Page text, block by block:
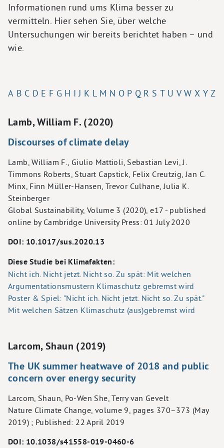
Informationen rund ums Klima besser zu
vermitteln. Hier sehen Sie, über welche
Untersuchungen wir bereits berichtet haben – und
wie.
A B C D E F G H I J K L M N O P Q R S T U V W X Y Z
Lamb, William F. (2020)
Discourses of climate delay
Lamb, William F., Giulio Mattioli, Sebastian Levi, J.
Timmons Roberts, Stuart Capstick, Felix Creutzig, Jan C.
Minx, Finn Müller-Hansen, Trevor Culhane, Julia K.
Steinberger
Global Sustainability, Volume 3 (2020), e17 - published
online by Cambridge University Press: 01 July 2020
DOI: 10.1017/sus.2020.13
Diese Studie bei Klimafakten:
Nicht ich. Nicht jetzt. Nicht so. Zu spät: Mit welchen
Argumentationsmustern Klimaschutz gebremst wird
Poster & Spiel: "Nicht ich. Nicht jetzt. Nicht so. Zu spät."
Mit welchen Sätzen Klimaschutz (aus)gebremst wird
Larcom, Shaun (2019)
The UK summer heatwave of 2018 and public
concern over energy security
Larcom, Shaun, Po-Wen She, Terry van Gevelt
Nature Climate Change, volume 9, pages 370–373 (May
2019) ; Published: 22 April 2019
DOI: 10.1038/s41558-019-0460-6